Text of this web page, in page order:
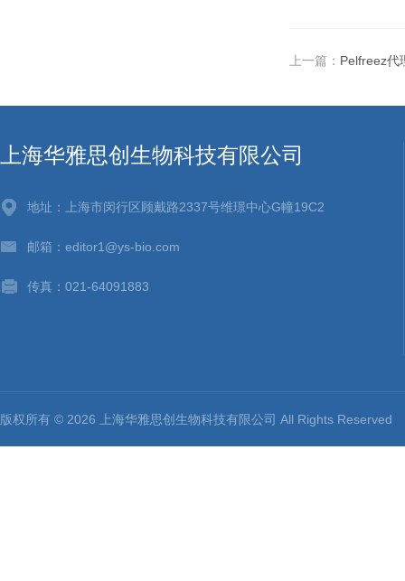
上一篇： Pelfreez代
上海华雅思创生物科技有限公司
地址：上海市闵行区顾戴路2337号维璟中心G幢19C2
邮箱：editor1@ys-bio.com
传真：021-64091883
版权所有 © 2026 上海华雅思创生物科技有限公司 All Rights